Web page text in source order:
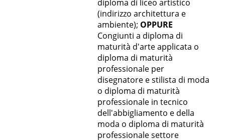
diploma di liceo artistico
(indirizzo architettura e
ambiente); OPPURE
Congiunti a diploma di
maturità d'arte applicata o
diploma di maturità
professionale per
disegnatore e stilista di moda
o diploma di maturità
professionale in tecnico
dell'abbigliamento e della
moda o diploma di maturità
professionale settore